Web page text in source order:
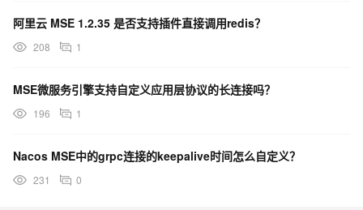
阿里云 MSE 1.2.35 是否支持插件直接调用redis？
208 1
MSE微服务引擎支持自定义应用层协议的长连接吗？
196 1
Nacos MSE中的grpc连接的keepalive时间怎么自定义？
231 0